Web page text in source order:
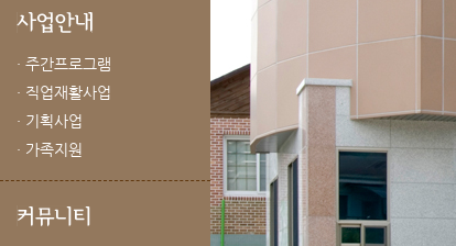
· 주간프로그램
· 직업재활사업
· 기획사업
· 가족지원